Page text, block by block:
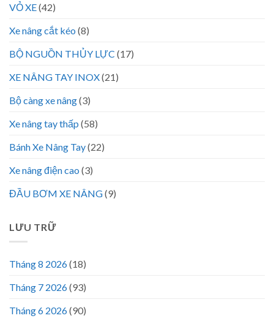
VỎ XE(42)
Xe nâng cắt kéo (8)
BỘ NGUỒN THỦY LỰC (17)
XE NÂNG TAY INOX(21)
Bộ càng xe nâng(3)
Xe nâng tay thấp (58)
Bánh Xe Nâng Tay(22)
Xe nâng điện cao (3)
ĐẦU BƠM XE NÂNG(9)
LƯU TRỮ
Tháng 8 2026(18)
Tháng 7 2026(93)
Tháng 6 2026(90)